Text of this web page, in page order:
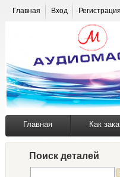
Главная Вход Регистрация
Главная Как
Поиск деталей